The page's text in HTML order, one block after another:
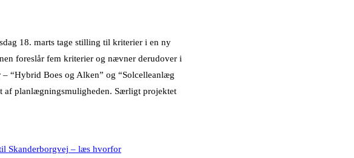
18. marts tage stilling til kriterier i en ny
foreslår fem kriterier og nævner derudover i
“Hybrid Boes og Alken” og “Solcelleanlæg
af planlægningsmuligheden. Særligt projektet